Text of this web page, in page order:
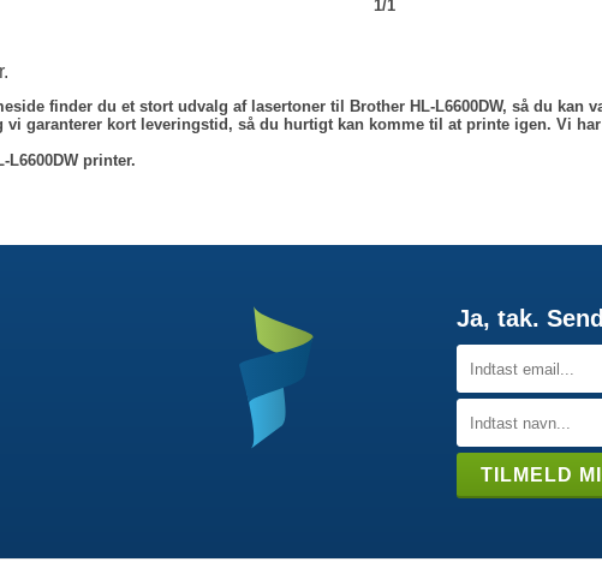
1/1
finder du et stort udvalg af lasertoner til Brother HL-L6600DW, så du kan
vi garanterer kort leveringstid, så du hurtigt kan komme til at printe igen. Vi
printer.
Ja, tak.